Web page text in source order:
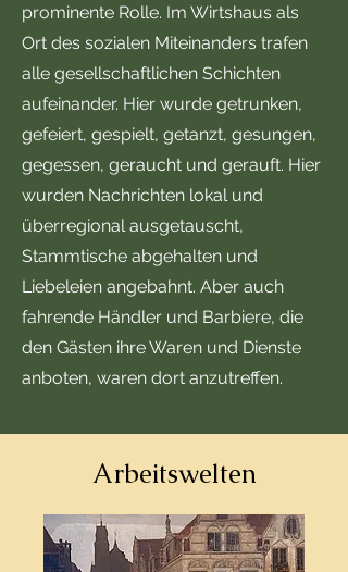
prominente Rolle. Im Wirtshaus als
Ort des sozialen Miteinanders trafen
alle gesellschaftlichen Schichten
aufeinander. Hier wurde getrunken,
gefeiert, gespielt, getanzt, gesungen,
gegessen, geraucht und gerauft. Hier
wurden Nachrichten lokal und
überregional ausgetauscht,
Stammtische abgehalten und
Liebeleien angebahnt. Aber auch
fahrende Händler und Barbiere, die
den Gästen ihre Waren und Dienste
anboten, waren dort anzutreffen.
Arbeitswelten